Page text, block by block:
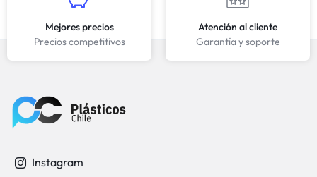
Mejores precios
Precios competitivos
Atención al cliente
Garantía y soporte
Instagram